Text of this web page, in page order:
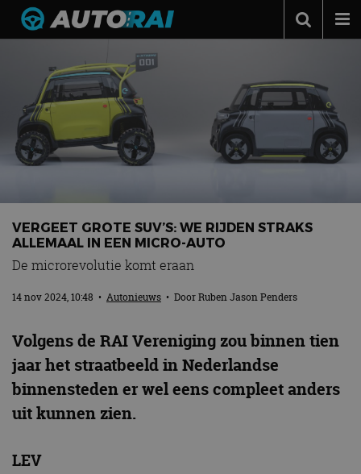
Podcast
Autotests
Automerken
Contact
MotorRAI.nl
VERGEET GROTE SUV’S: WE RIJDEN STRAKS
ALLEMAAL IN EEN MICRO-AUTO
De microrevolutie komt eraan
14 nov 2024, 10:48 • Autonieuws • DoorRuben Jason Penders
Volgens de RAI Vereniging zou binnen tien
jaar het straatbeeld in Nederlandse
binnensteden er wel eens compleet anders
uit kunnen zien.
LEV